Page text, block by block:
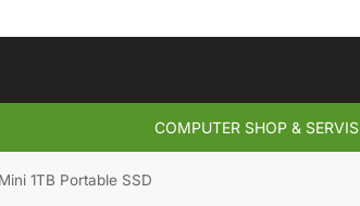
COMPUTER SHOP & SERVIS
1TB Portable SSD